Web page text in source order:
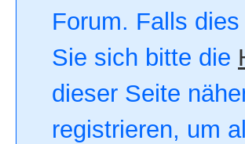
Forum. Falls
Sie sich bitte die
dieser Seite
registrieren, um